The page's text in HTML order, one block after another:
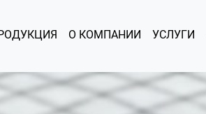
О КОМПАНИИ УСЛУГИ